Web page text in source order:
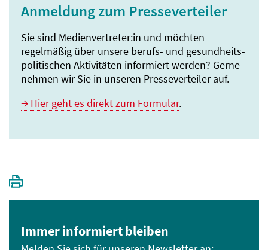
Anmeldung zum Presseverteiler
Sie sind Medienvertreter:in und möchten
regelmäßig über unsere berufs- und gesundheits­
politischen Aktivitäten informiert werden? Gerne
nehmen wir Sie in unseren Presseverteiler auf.
Hier geht es direkt zum Formular.
Immer informiert bleiben